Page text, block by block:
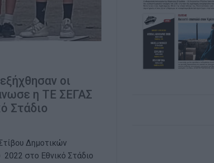
οι
η ΤΕ ΣΕΓΑΣ
Στάδιο
Δημοτικών
στο Εθνικό Στάδιο